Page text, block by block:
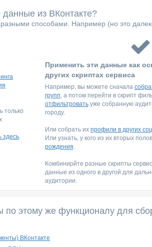
данные из ВКонтакте?
способами. Например (но это
только
здесь.
Применить эти данные как
других скриптах сервиса
Например, вы можете сначала
групп, а потом перейти в скрипт
отфильтроватьуже собранную
городу.
Или собрать их профили в других
Или узнать, у кого из их вторых
рождения.
Комбинирйте разные скрипты
данные из одного в другой для
аудитории.
по этому же функционалу для
ВКонтакте